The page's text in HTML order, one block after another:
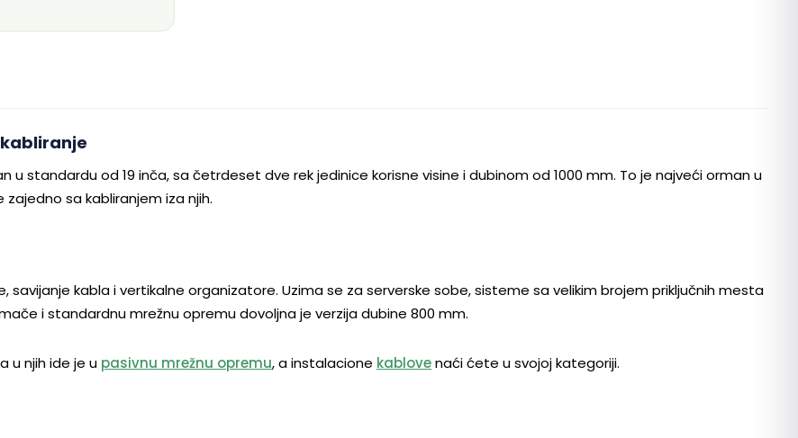
u standardu od 19 inča, sa četrdeset dve rek jedinice korisne visine i dubinom od 1000 mm. To je najveći orman u
sa kabliranjem iza njih.
kabla i vertikalne organizatore. Uzima se za serverske sobe, sisteme sa velikim brojem priključnih mesta
i standardnu mrežnu opremu dovoljna je verzija dubine 800 mm.
u njih ide je u pasivnu mrežnu opremu, a instalacione kablovenaći ćete u svojoj kategoriji.